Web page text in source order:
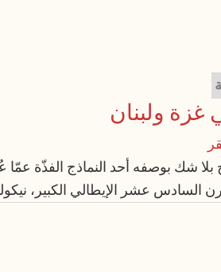
غزة ولبنان
بلا شك بوصفه أحد النماذج الفذّة
السادس عشر الإيطالي الكبير،